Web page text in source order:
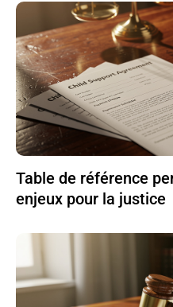
Table de référence
enjeux pour la justice